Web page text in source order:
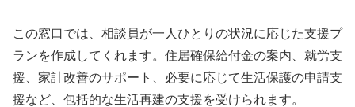
この窓口では、相談員が一人ひとりの状況に応じた支援プ
ランを作成してくれます。住居確保給付金の案内、就労支
援、家計改善のサポート、必要に応じて生活保護の申請支
援など、包括的な生活再建の支援を受けられます。